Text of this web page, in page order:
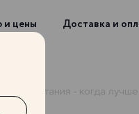
цены Доставка и
питания - когда лучше